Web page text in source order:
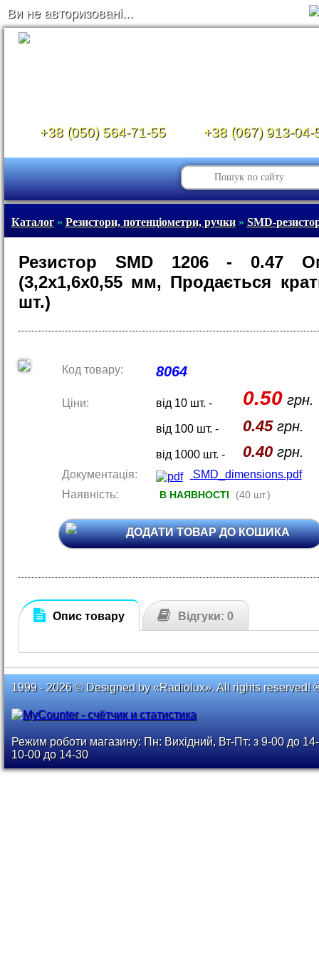
Ви не авторизовані...
+38 (050) 564-71-55 +38 (067) 913-04-
Каталог» Резистори, потенціометри, ручки» SMD-
Резистор SMD 1206 - 0.47
(3,2х1,6х0,55 мм, Продається
шт.)
Код товару: 8064
Ціни: від 10 шт. - 0.50грн.
від 100 шт. - 0.45грн.
від 1000 шт. - 0.40грн.
Документація:
SMD_dimensions.pdf
Наявність:
В НАЯВНОСТІ (40 шт.)
ДОДАТИ ТОВАР ДО КОШИКА
Опис товару Відгуки: 0
1999 - 2026 © Designed by «Radiolux». All rights reserved!
Режим роботи магазину: Пн: Вихідний, Вт-Пт: з 9-00 до
10-00 до 14-30